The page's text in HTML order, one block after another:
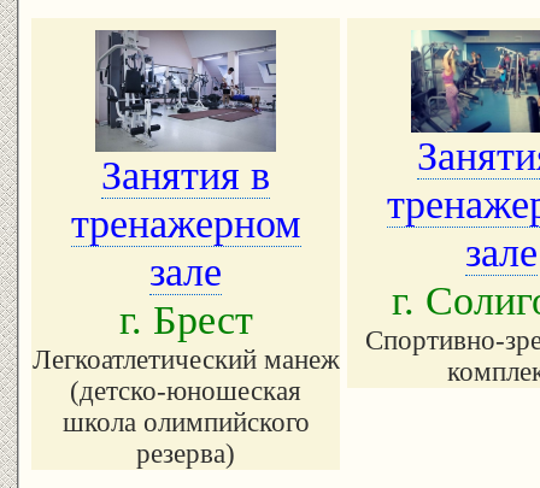
Занятия в
тренажерном
зале
г. Брест
Легкоатлетический манеж
(детско-юношеская
школа олимпийского
резерва)
зале
г.
Спортивно-